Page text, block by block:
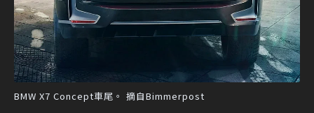
BMW X7 Concept車尾。 摘自Bimmerpost